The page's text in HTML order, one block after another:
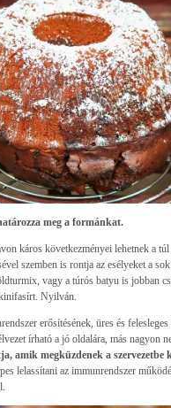
meg a formánkat.
káros következményei lehetnek a
szemben is rontja az esélyeket a
vagy a túrós batyu is jobban
Nyilván.
erősítésének, üres és
írható a jó oldalára, más nagyon
amik megküzdenek a
lelassítani az immunrendszer